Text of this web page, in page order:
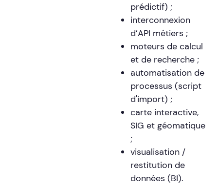
prédictif) ;
interconnexion
d’API métiers ;
moteurs de calcul
et de recherche ;
automatisation de
processus (script
d'import) ;
carte interactive,
SIG et géomatique
;
visualisation /
restitution de
données (BI).